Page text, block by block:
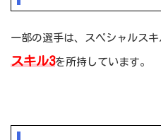
一部の選手は、スペシャルスキ
スキル3を所持しています。